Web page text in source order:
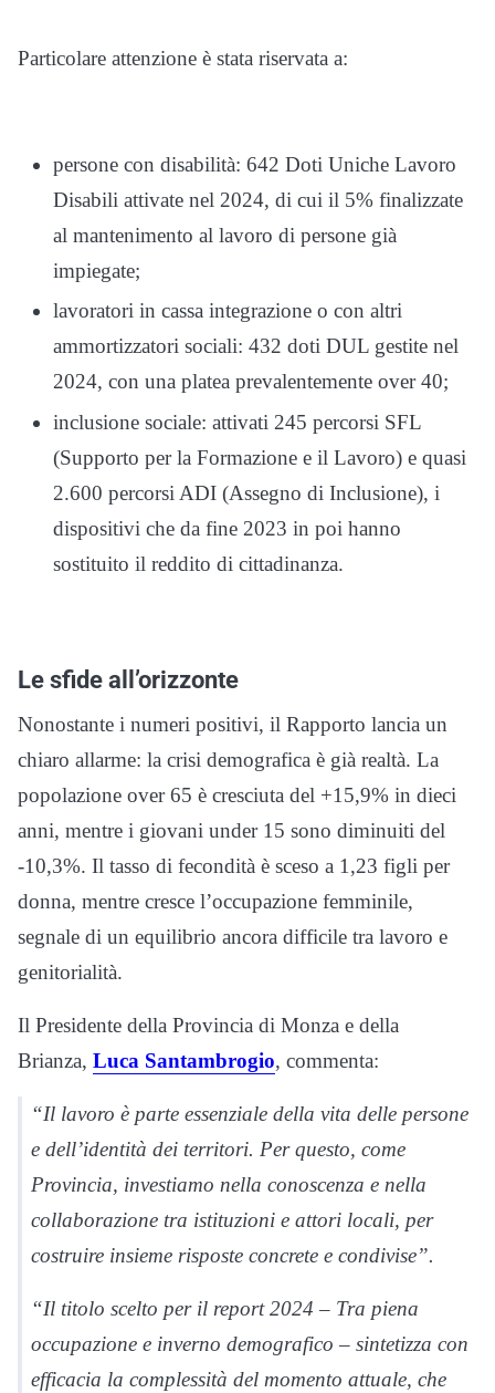
Particolare attenzione è stata riservata a:
persone con disabilità: 642 Doti Uniche Lavoro
Disabili attivate nel 2024, di cui il 5% finalizzate
al mantenimento al lavoro di persone già
impiegate;
lavoratori in cassa integrazione o con altri
ammortizzatori sociali: 432 doti DUL gestite nel
2024, con una platea prevalentemente over 40;
inclusione sociale: attivati 245 percorsi SFL
(Supporto per la Formazione e il Lavoro) e quasi
2.600 percorsi ADI (Assegno di Inclusione), i
dispositivi che da fine 2023 in poi hanno
sostituito il reddito di cittadinanza.
Le sfide all’orizzonte
Nonostante i numeri positivi, il Rapporto lancia un
chiaro allarme: la crisi demografica è già realtà. La
popolazione over 65 è cresciuta del +15,9% in dieci
anni, mentre i giovani under 15 sono diminuiti del
-10,3%. Il tasso di fecondità è sceso a 1,23 figli per
donna, mentre cresce l’occupazione femminile,
segnale di un equilibrio ancora difficile tra lavoro e
genitorialità.
Il Presidente della Provincia di Monza e della
Brianza, Luca Santambrogio, commenta:
“Il lavoro è parte essenziale della vita delle persone
e dell’identità dei territori. Per questo, come
Provincia, investiamo nella conoscenza e nella
collaborazione tra istituzioni e attori locali, per
costruire insieme risposte concrete e condivise”.
“Il titolo scelto per il report 2024 – Tra piena
occupazione e inverno demografico – sintetizza con
efficacia la complessità del momento attuale, che